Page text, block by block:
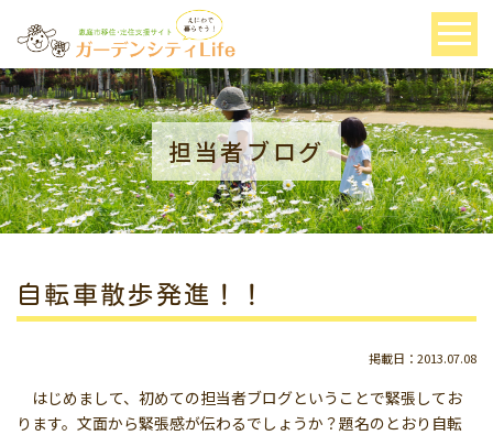
担当者ブログ
自転車散歩発進！！
掲載日：2013.07.08
はじめまして、初めての担当者ブログということで緊張してお
ります。文面から緊張感が伝わるでしょうか？題名のとおり自転